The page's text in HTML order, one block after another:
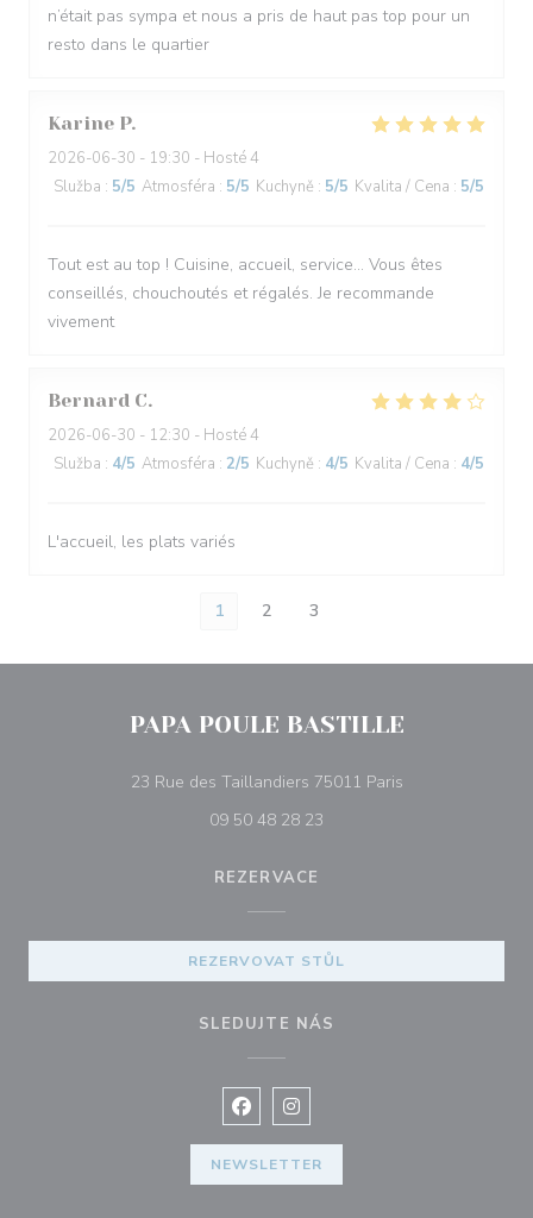
n’était pas sympa et nous a pris de haut pas top pour un
resto dans le quartier
Karine P
2026-06-30 - 19:30 - Hosté 4
Služba : 5/5 Atmosféra : 5/5 Kuchyně : 5/5 Kvalita / Cena : 5/5
Tout est au top ! Cuisine, accueil, service… Vous êtes
conseillés, chouchoutés et régalés. Je recommande
vivement
Bernard C
2026-06-30 - 12:30 - Hosté 4
Služba : 4/5 Atmosféra : 2/5 Kuchyně : 4/5 Kvalita / Cena : 4/5
L'accueil, les plats variés
1 2 3
PAPA POULE BASTILLE
23 Rue des Taillandiers 75011 Paris((otevře se v
09 50 48 28 23
REZERVACE
REZERVOVAT STŮL
SLEDUJTE NÁS
Facebook ((otevře se v novém
Instagram ((otevře se v
NEWSLETTER